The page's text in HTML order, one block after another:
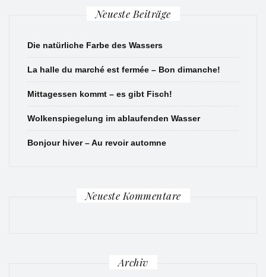
Neueste Beiträge
Die natürliche Farbe des Wassers
La halle du marché est fermée – Bon dimanche!
Mittagessen kommt – es gibt Fisch!
Wolkenspiegelung im ablaufenden Wasser
Bonjour hiver – Au revoir automne
Neueste Kommentare
Archiv